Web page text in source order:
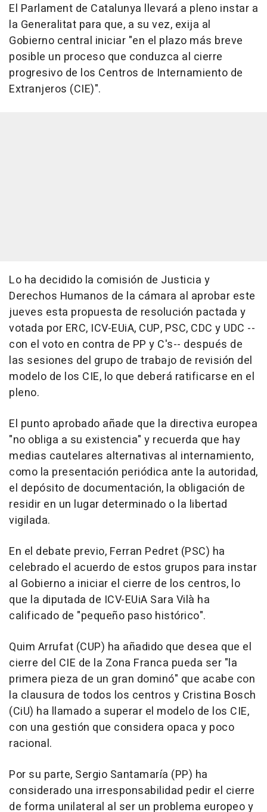
El Parlament de Catalunya llevará a pleno instar a
la Generalitat para que, a su vez, exija al
Gobierno central iniciar "en el plazo más breve
posible un proceso que conduzca al cierre
progresivo de los Centros de Internamiento de
Extranjeros (CIE)".
Lo ha decidido la comisión de Justicia y
Derechos Humanos de la cámara al aprobar este
jueves esta propuesta de resolución pactada y
votada por ERC, ICV-EUiA, CUP, PSC, CDC y UDC --
con el voto en contra de PP y C's-- después de
las sesiones del grupo de trabajo de revisión del
modelo de los CIE, lo que deberá ratificarse en el
pleno.
El punto aprobado añade que la directiva europea
"no obliga a su existencia" y recuerda que hay
medias cautelares alternativas al internamiento,
como la presentación periódica ante la autoridad,
el depósito de documentación, la obligación de
residir en un lugar determinado o la libertad
vigilada.
En el debate previo, Ferran Pedret (PSC) ha
celebrado el acuerdo de estos grupos para instar
al Gobierno a iniciar el cierre de los centros, lo
que la diputada de ICV-EUiA Sara Vilà ha
calificado de "pequeño paso histórico".
Quim Arrufat (CUP) ha añadido que desea que el
cierre del CIE de la Zona Franca pueda ser "la
primera pieza de un gran dominó" que acabe con
la clausura de todos los centros y Cristina Bosch
(CiU) ha llamado a superar el modelo de los CIE,
con una gestión que considera opaca y poco
racional.
Por su parte, Sergio Santamaría (PP) ha
considerado una irresponsabilidad pedir el cierre
de forma unilateral al ser un problema europeo y